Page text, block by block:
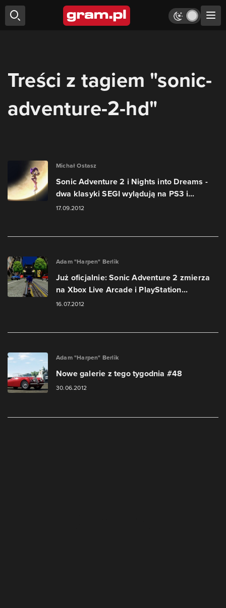
Treści z tagiem "sonic-
adventure-2-hd"
Michał Ostasz
Sonic Adventure 2 i Nights into Dreams -
dwa klasyki SEGI wylądują na PS3 i...
17.09.2012
Adam "Harpen" Berlik
Już oficjalnie: Sonic Adventure 2 zmierza
na Xbox Live Arcade i PlayStation...
16.07.2012
Adam "Harpen" Berlik
Nowe galerie z tego tygodnia #48
30.06.2012